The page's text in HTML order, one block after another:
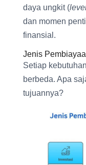
daya ungkit (
dan momen
finansial.
Jenis
Setiap
berbeda. Apa
tujuannya?